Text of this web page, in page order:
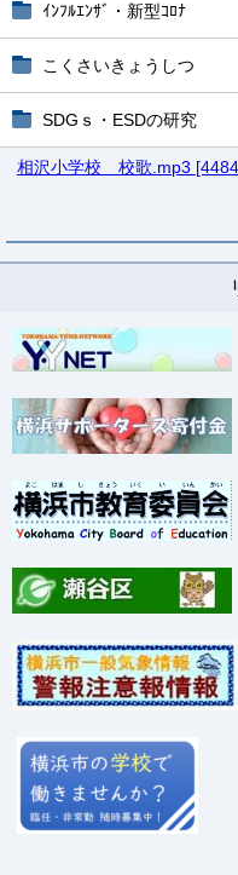
ｲﾝﾌﾙｴﾝｻﾞ・新型ｺﾛﾅ
こくさいきょうしつ
SDGｓ・ESDの研究
相沢小学校 校歌.mp3